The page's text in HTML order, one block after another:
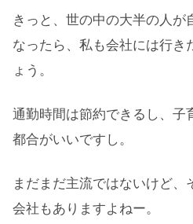
きっと、世の中の大半の人が
なったら、私も会社には行き
ょう。
通勤時間は節約できるし、子
都合がいいですし。
まだまだ主流ではないけど、
会社もありますよねー。